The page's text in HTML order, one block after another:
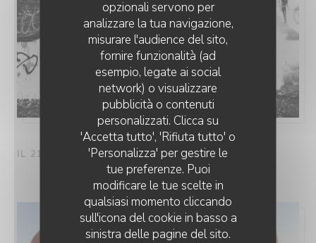
opzionali servono per
analizzare la tua navigazione,
misurare l'audience del sito,
fornire funzionalità (ad
esempio, legate ai social
network) o visualizzare
pubblicità o contenuti
personalizzati. Clicca su
'Accetta tutto', 'Rifiuta tutto' o
'Personalizza' per gestire le
tue preferenze. Puoi
modificare le tue scelte in
qualsiasi momento cliccando
sull'icona del cookie in basso a
sinistra delle pagine del sito.
IL 21/08/2026 DA 19H30 A 21H30